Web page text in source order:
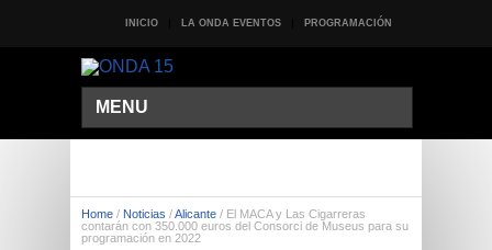
INICIO LA ONDA EVENTOS PROGRAMACIÓN
MENU
Home / Noticias /Alicante / El MACA y Las Cigarreras
contarán con 350.000 euros del Consorci de Museus para su
programación en 2022